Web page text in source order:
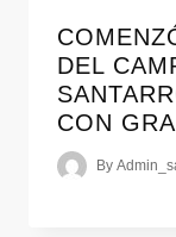
DEL
CON
By